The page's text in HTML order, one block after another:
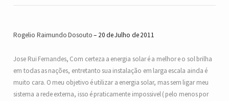
Rogelio Raimundo Dosouto 20 de Julho de 2011
Jose Rui Fernandes, Com certeza a energia solar é a melhor e o sol brilha
em todas as nações, entretanto sua instalação em larga escala ainda é
muito cara. O meu objetivo é utilizar a energia solar, mas sem ligar meu
sistema a rede externa, isso é praticamente impossivel ( pelo menos por